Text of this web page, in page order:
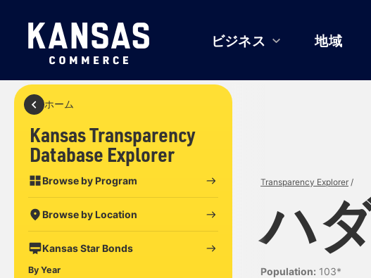
ビジネス 地域
ホーム
Kansas Transparency
Database Explorer
Browse by Program
Browse by Location
Kansas Star Bonds
By Year
Transparency Explorer /
ハ
Population: 103*